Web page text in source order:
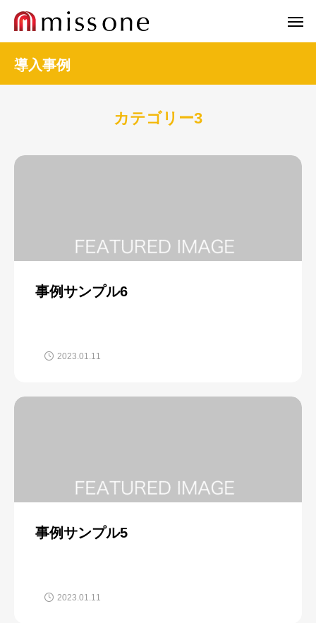
導入事例
カテゴリー3
事例サンプル6
2023.01.11
事例サンプル5
2023.01.11